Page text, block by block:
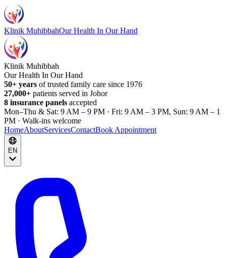
Klinik MuhibbahOur Health In Our Hand
Klinik Muhibbah
Our Health In Our Hand
50+ years of trusted family care since 1976
27,000+ patients served in Johor
8 insurance panels accepted
Mon–Thu & Sat: 9 AM – 9 PM · Fri: 9 AM – 3 PM, Sun: 9 AM – 1
PM · Walk-ins welcome
HomeAboutServicesContactBook Appointment
EN